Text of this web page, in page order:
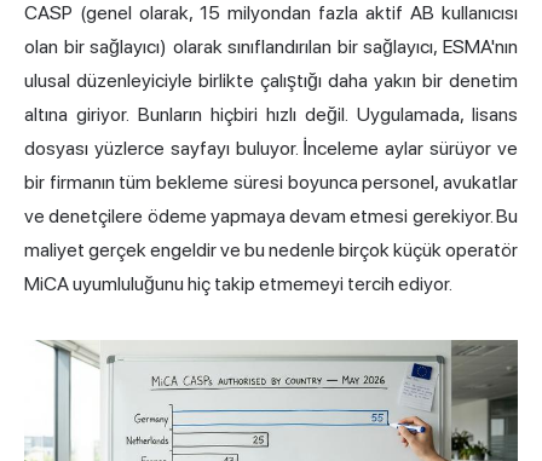
CASP (genel olarak, 15 milyondan fazla aktif AB kullanıcısı
olan bir sağlayıcı) olarak sınıflandırılan bir sağlayıcı, ESMA'nın
ulusal düzenleyiciyle birlikte çalıştığı daha yakın bir denetim
altına giriyor. Bunların hiçbiri hızlı değil. Uygulamada, lisans
dosyası yüzlerce sayfayı buluyor. İnceleme aylar sürüyor ve
bir firmanın tüm bekleme süresi boyunca personel, avukatlar
ve denetçilere ödeme yapmaya devam etmesi gerekiyor. Bu
maliyet gerçek engeldir ve bu nedenle birçok küçük operatör
MiCA uyumluluğunu hiç takip etmemeyi tercih ediyor.